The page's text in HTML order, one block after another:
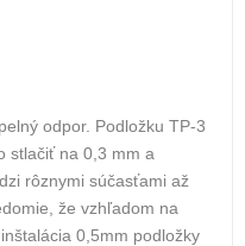
odpor. Podložku TP-3
stlačiť na 0,3 mm a
rôznymi súčasťami až
že vzhľadom na
0,5mm podložky